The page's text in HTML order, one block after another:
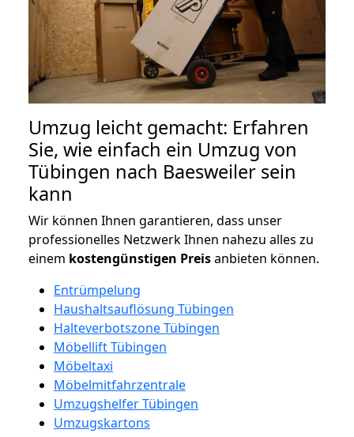
Umzug leicht gemacht: Erfahren
Sie, wie einfach ein Umzug von
Tübingen nach Baesweiler sein
kann
Wir können Ihnen garantieren, dass unser
professionelles Netzwerk Ihnen nahezu alles zu
einem kostengünstigen Preisanbieten können.
Entrümpelung
Haushaltsauflösung Tübingen
Halteverbotszone Tübingen
Möbellift Tübingen
Möbeltaxi
Möbelmitfahrzentrale
Umzugshelfer Tübingen
Umzugskartons